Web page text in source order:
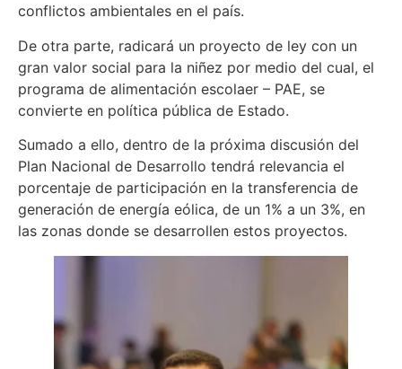
conflictos ambientales en el país.
De otra parte, radicará un proyecto de ley con un
gran valor social para la niñez por medio del cual, el
programa de alimentación escolaer – PAE, se
convierte en política pública de Estado.
Sumado a ello, dentro de la próxima discusión del
Plan Nacional de Desarrollo tendrá relevancia el
porcentaje de participación en la transferencia de
generación de energía eólica, de un 1% a un 3%, en
las zonas donde se desarrollen estos proyectos.